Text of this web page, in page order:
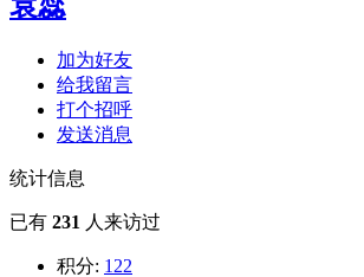
加为好友
给我留言
打个招呼
发送消息
统计信息
已有 231 人来访过
积分: 122